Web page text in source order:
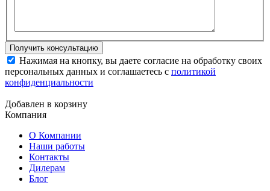
Нажимая на кнопку, вы даете согласие на обработку своих
персональных данных и соглашаетесь с политикой
конфиденциальности
Добавлен в корзину
Компания
О Компании
Наши работы
Контакты
Дилерам
Блог